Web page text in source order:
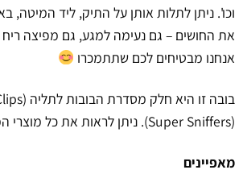
וכו'. ניתן לתלות אותן על התיק, ליד
את החושים – גם נעימה למגע, גם מפיצה
אנחנו מבטיחים לכם שתתמכרו
(Super Sniffers). ניתן לראות את כל מוצרי המותג
מאפיינים